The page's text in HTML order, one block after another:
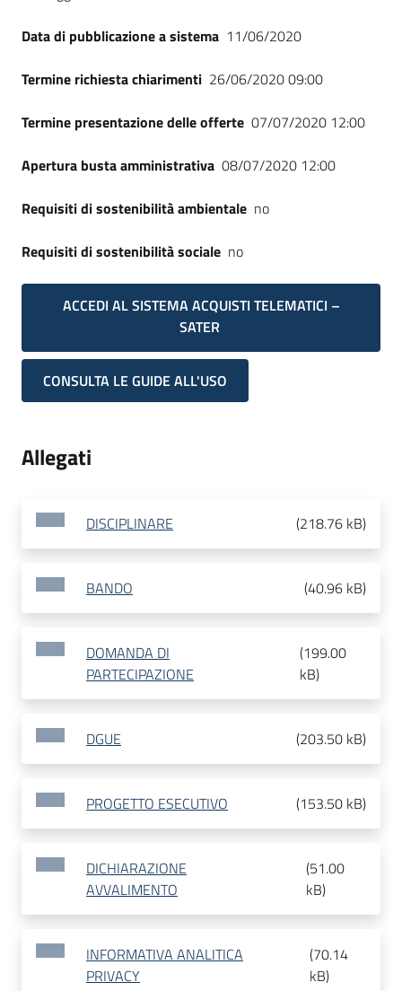
Data di pubblicazione a sistema 11/06/2020
Termine richiesta chiarimenti 26/06/2020 09:00
Termine presentazione delle offerte 07/07/2020 12:00
Apertura busta amministrativa 08/07/2020 12:00
Requisiti di sostenibilità ambientale no
Requisiti di sostenibilità sociale no
ACCEDI AL SISTEMA ACQUISTI TELEMATICI –
SATER
CONSULTA LE GUIDE ALL'USO
Allegati
DISCIPLINARE (218.76 kB)
BANDO (40.96 kB)
DOMANDA DI
PARTECIPAZIONE
(199.00
kB)
DGUE (203.50 kB)
PROGETTO ESECUTIVO (153.50 kB)
DICHIARAZIONE
AVVALIMENTO
(51.00
kB)
INFORMATIVA ANALITICA
PRIVACY
(70.14
kB)